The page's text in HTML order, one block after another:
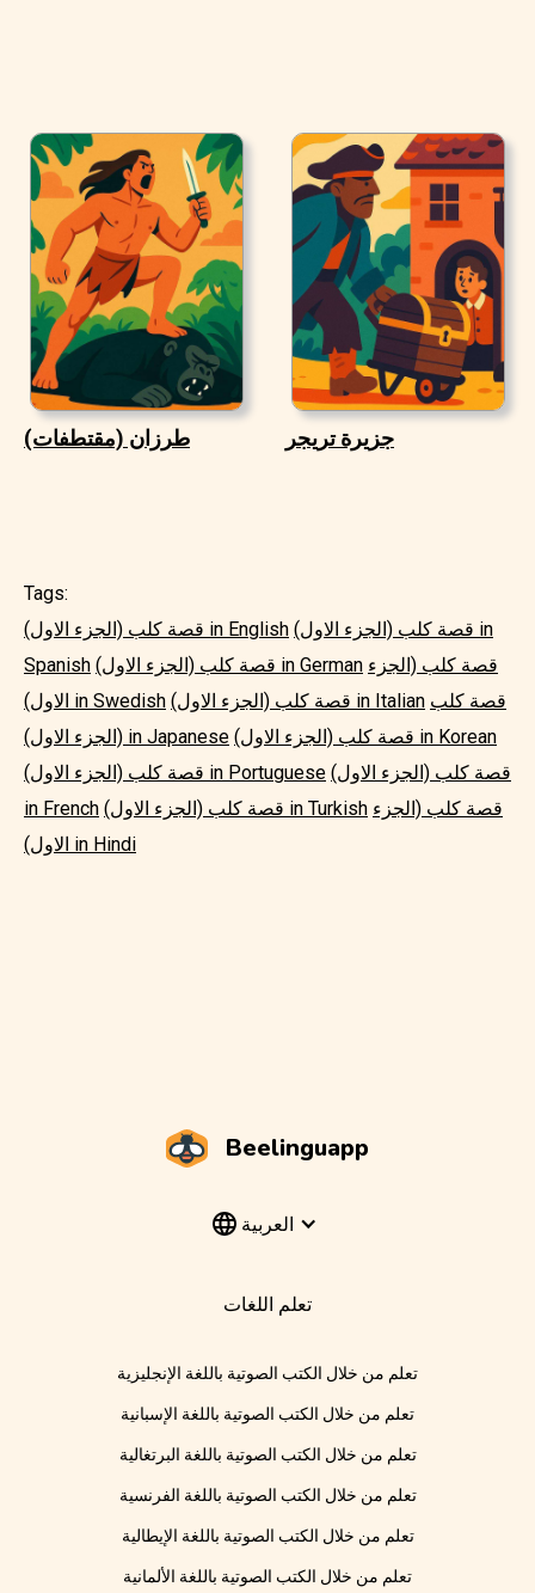
طرزان (مقتطفات) جزيرة تريجر
Tags:
قصة كلب (الجزء الاول) in English قصة كلب (الجزء الاول) in
Spanish
قصة كلب (الجزء الاول) in German قصة كلب (الجزء
الاول) in Swedish
قصة كلب (الجزء الاول) in Italian قصة كلب
(الجزء الاول) in Japanese
قصة كلب (الجزء الاول) in Korean
قصة كلب (الجزء الاول) in Portuguese قصة كلب (الجزء الاول)
in French
قصة كلب (الجزء الاول) in Turkish قصة كلب (الجزء
الاول) in Hindi
Beelinguapp
العربية
تعلم اللغات
تعلم من خلال الكتب الصوتية باللغة الإنجليزية
تعلم من خلال الكتب الصوتية باللغة الإسبانية
تعلم من خلال الكتب الصوتية باللغة البرتغالية
تعلم من خلال الكتب الصوتية باللغة الفرنسية
تعلم من خلال الكتب الصوتية باللغة الإيطالية
تعلم من خلال الكتب الصوتية باللغة الألمانية